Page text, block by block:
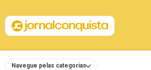
Navegue pelas categorias